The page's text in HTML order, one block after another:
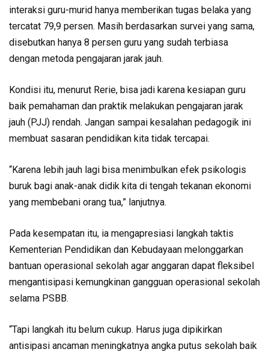
interaksi guru-murid hanya memberikan tugas belaka yang
tercatat 79,9 persen. Masih berdasarkan survei yang sama,
disebutkan hanya 8 persen guru yang sudah terbiasa
dengan metoda pengajaran jarak jauh.
Kondisi itu, menurut Rerie, bisa jadi karena kesiapan guru
baik pemahaman dan praktik melakukan pengajaran jarak
jauh (PJJ) rendah. Jangan sampai kesalahan pedagogik ini
membuat sasaran pendidikan kita tidak tercapai.
“Karena lebih jauh lagi bisa menimbulkan efek psikologis
buruk bagi anak-anak didik kita di tengah tekanan ekonomi
yang membebani orang tua,” lanjutnya.
Pada kesempatan itu, ia mengapresiasi langkah taktis
Kementerian Pendidikan dan Kebudayaan melonggarkan
bantuan operasional sekolah agar anggaran dapat fleksibel
mengantisipasi kemungkinan gangguan operasional sekolah
selama PSBB.
“Tapi langkah itu belum cukup. Harus juga dipikirkan
antisipasi ancaman meningkatnya angka putus sekolah baik